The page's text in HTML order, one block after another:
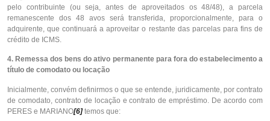
pelo contribuinte (ou seja, antes de aproveitados os 48/48), a parcela
remanescente dos 48 avos será transferida, proporcionalmente, para o
adquirente, que continuará a aproveitar o restante das parcelas para fins de
crédito de ICMS.
4. Remessa dos bens do ativo permanente para fora do estabelecimento a
título de comodato ou locação
Inicialmente, convém definirmos o que se entende, juridicamente, por contrato
de comodato, contrato de locação e contrato de empréstimo. De acordo com
PERES e MARIANO[6]temos que: